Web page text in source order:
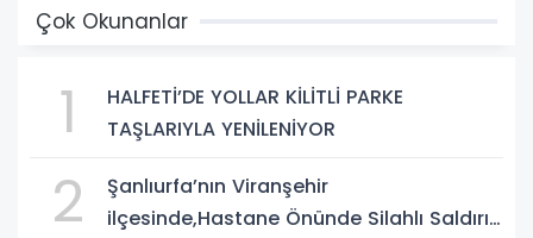
Çok Okunanlar
1
HALFETİ’DE YOLLAR KİLİTLİ PARKE
TAŞLARIYLA YENİLENİYOR
2
Şanlıurfa’nın Viranşehir
ilçesinde,Hastane Önünde Silahlı Saldırı: